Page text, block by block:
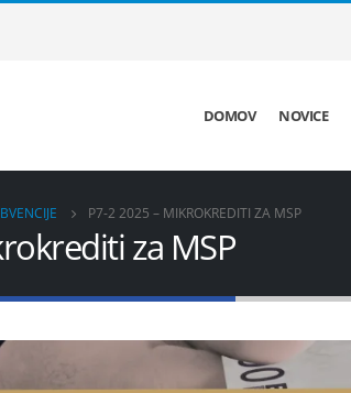
DOMOV NOVICE
P7-2 2025 – MIKROKREDITI ZA MSP
za MSP